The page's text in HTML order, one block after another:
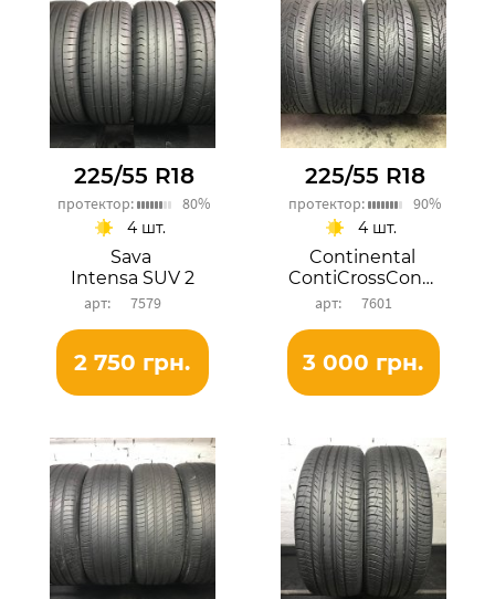
225/55 R18
протектор: 80%
Sava
Intensa SUV 2
7579
4 шт.
2 750 грн.
225/55 R18
протектор: 90%
Continental
ContiCrossContact
7601
4 шт.
3 000 грн.